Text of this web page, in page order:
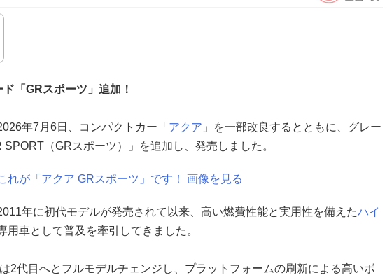
「GRスポーツ」追加！
年7月6日、コンパクトカー「 アクア 」を一部改良するとともに、グレー
SPORT（GRスポーツ）」を追加し、発売しました。
れが「アクア GRスポーツ」です！ 画像を見る
年に初代モデルが発売されて以来、高い燃費性能と実用性を備えたハイ
用車として普及を牽引してきました。
2代目へとフルモデルチェンジし、プラットフォームの刷新による高いボ